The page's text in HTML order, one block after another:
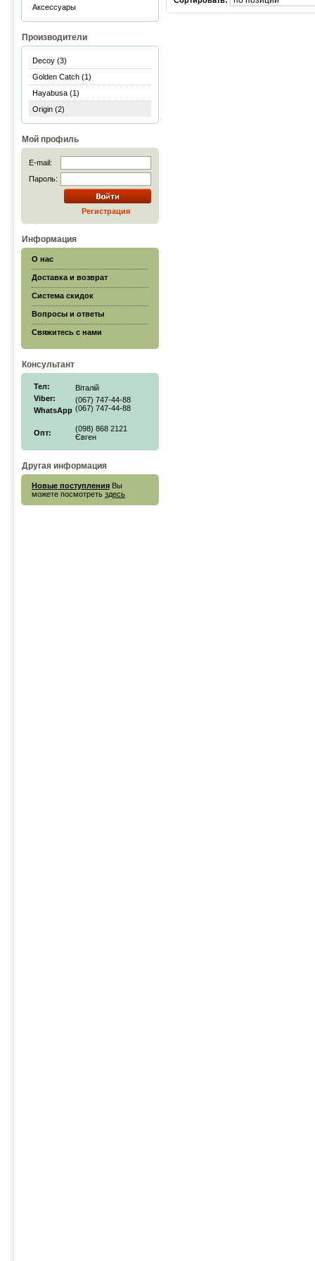
Аксессуары
Производители
Decoy (3)
Golden Catch (1)
Hayabusa (1)
Origin (2)
Мой профиль
E-mail:
Пароль:
Регистрация
Информация
О нас
Доставка и возврат
Система скидок
Вопросы и ответы
Свяжитесь с нами
Консультант
Тел:
Viber:
WhatsApp
Віталій
(067) 747-44-88
(067) 747-44-88
Опт:
(098) 868 2121
Євген
Другая информация
Новые поступления Вы
можете посмотреть здесь